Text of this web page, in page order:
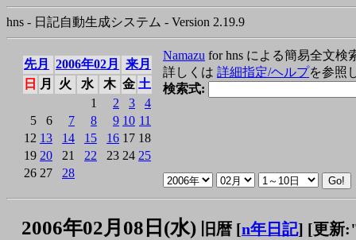
hns - 日記自動生成システム - Version 2.19.9
先月 2006年02月
来月
日
月 火 水 木 金 土
1
2 3
4
5
6 7 8 9 10 11
12 13 14 15 16 17 18
19 20 21 22 23 24 25
26 27 28
Namazu for hns による簡易全文検
詳しくは 詳細指定/ヘルプを参照
検索式:
2006年02月08日(水) 旧暦 [n年日記] [更新